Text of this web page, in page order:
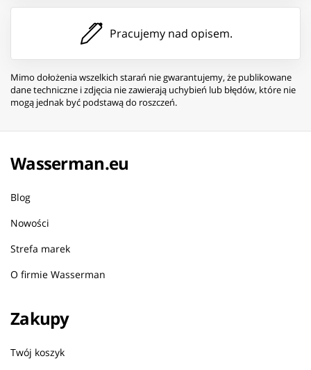
Pracujemy nad opisem.
Mimo dołożenia wszelkich starań nie gwarantujemy, że publikowane
dane techniczne i zdjęcia nie zawierają uchybień lub błędów, które nie
mogą jednak być podstawą do roszczeń.
Wasserman.eu
Blog
Nowości
Strefa marek
O firmie Wasserman
Zakupy
Twój koszyk